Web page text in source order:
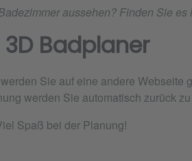
aussehen? Finden Sie es
3D Badplaner
werden Sie auf eine andere Webseite
werden Sie automatisch zurück
Spaß bei der Planung!